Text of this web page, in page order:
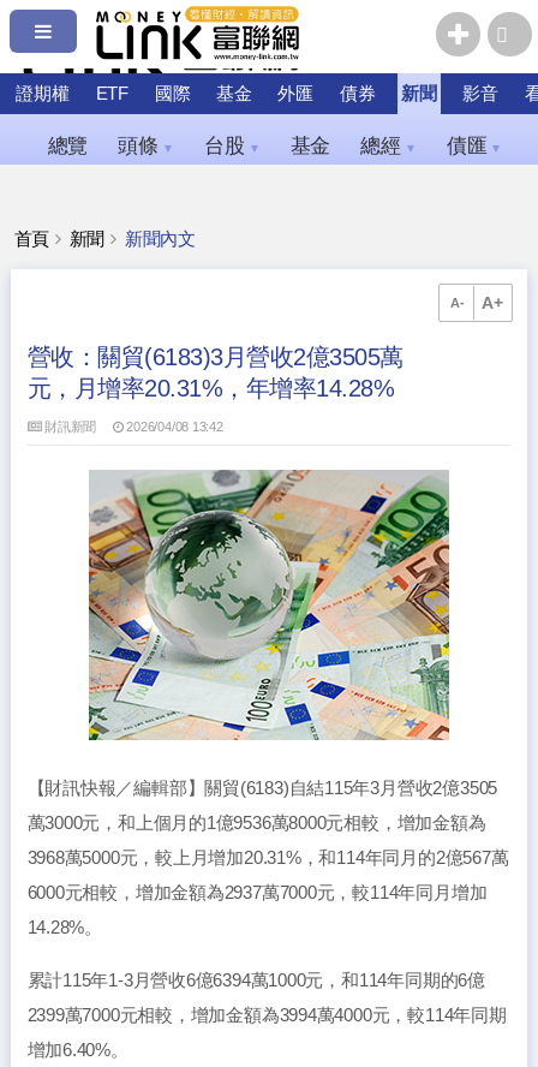
證期權 ETF 國際 基金 外匯 債券 新聞 影音
總覽 頭條 ▼ 台股 ▼ 基金 總經 ▼ 債匯 ▼
首頁 新聞 新聞內文
A- A+
營收：關貿(6183)3月營收2億3505萬
元，月增率20.31%，年增率14.28%
財訊新聞 2026/04/08 13:42
【財訊快報／編輯部】關貿(6183)自結115年3月營收2億3505
萬3000元，和上個月的1億9536萬8000元相較，增加金額為
3968萬5000元，較上月增加20.31%，和114年同月的2億567萬
6000元相較，增加金額為2937萬7000元，較114年同月增加
14.28%。
累計115年1-3月營收6億6394萬1000元，和114年同期的6億
2399萬7000元相較，增加金額為3994萬4000元，較114年同期
增加6.40%。